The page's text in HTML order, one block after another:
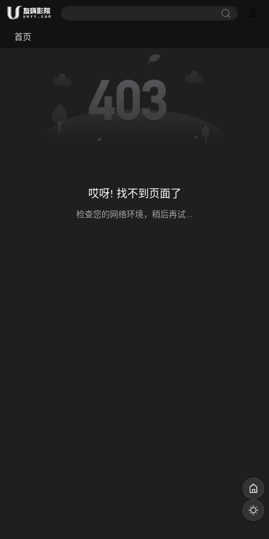
首页
哎呀! 找不到页面了
检查您的网络环境，稍后再试...